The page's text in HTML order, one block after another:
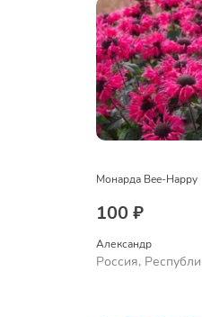
Монарда Bee-Happy
100 ₽
Александр
Россия,